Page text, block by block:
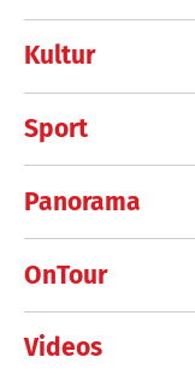
Kultur
Sport
Panorama
OnTour
Videos